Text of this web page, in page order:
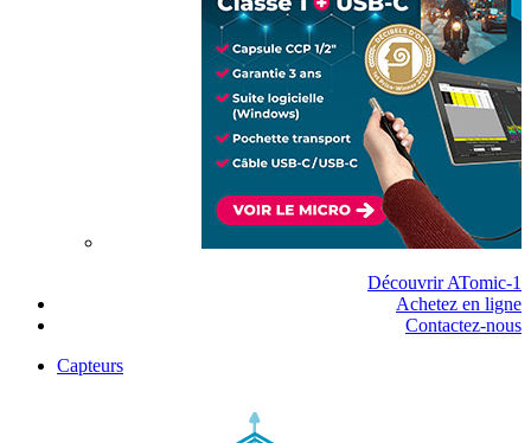
Découvrir ATomic-1
Achetez en ligne
Contactez-nous
Capteurs